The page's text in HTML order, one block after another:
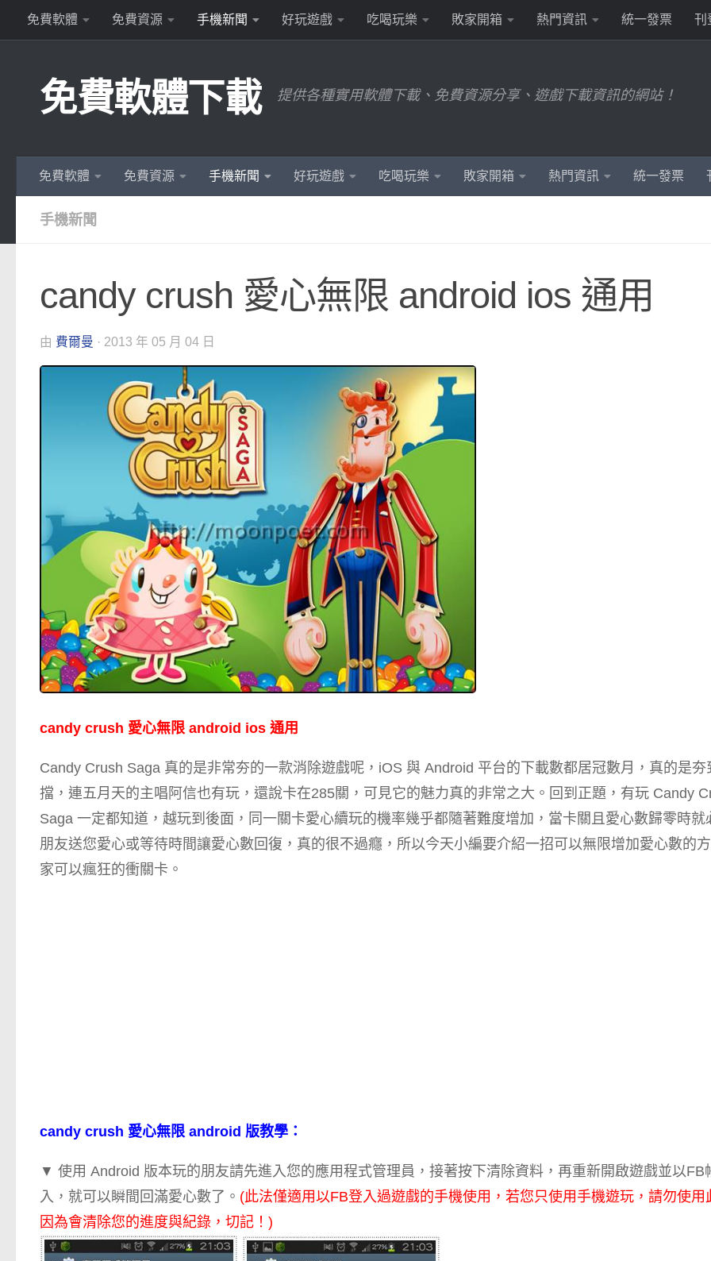
Skip to content
免費軟體 免費資源 手機新聞 好玩遊戲 吃喝玩樂 敗家開箱 熱門資訊 統一發票 刊
免費軟體下載 提供各種實用軟體下載、免費資源分享、遊戲下載資訊的網站！
免費軟體 免費資源 手機新聞 好玩遊戲 吃喝玩樂 敗家開箱 熱門資訊 統一發票
手機新聞
candy crush 愛心無限 android ios 通用
由 費爾曼 · 2013 年 05 月 04 日
candy crush 愛心無限 android ios 通用
Candy Crush Saga 真的是非常夯的一款消除遊戲呢，iOS 與 Android 平台的下載數都居冠數月，真的是夯
擋，連五月天的主唱阿信也有玩，還說卡在285關，可見它的魅力真的非常之大。回到正題，有玩 Candy
Saga 一定都知道，越玩到後面，同一關卡愛心續玩的機率幾乎都隨著難度增加，當卡關且愛心數歸零時就
朋友送您愛心或等待時間讓愛心數回復，真的很不過癮，所以今天小編要介紹一招可以無限增加愛心數的
家可以瘋狂的衝關卡。
candy crush 愛心無限 android 版教學：
▼ 使用 Android 版本玩的朋友請先進入您的應用程式管理員，接著按下清除資料，再重新開啟遊戲並以FB
入，就可以瞬間回滿愛心數了。 (此法僅適用以FB登入過遊戲的手機使用，若您只使用手機遊玩，請勿使用
因為會清除您的進度與紀錄，切記！)